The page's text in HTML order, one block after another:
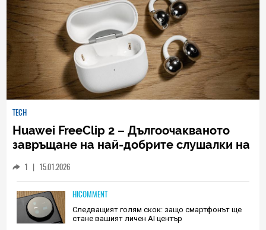
TECH
Huawei FreeClip 2 – Дългоочакваното
завръщане на най-добрите слушалки на
1 | 15.01.2026
HICOMMENT
Следващият голям скок: защо смартфонът ще
стане вашият личен AI център